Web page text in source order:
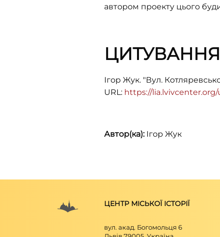
автором проекту цього
ЦИТУВАННЯ
Ігор Жук. "Вул.
URL: https://
Автор(ка):Ігор Жук
ЦЕНТР МІСЬКОЇ ІСТОРІЇ
вул. акад. Богомольця 6